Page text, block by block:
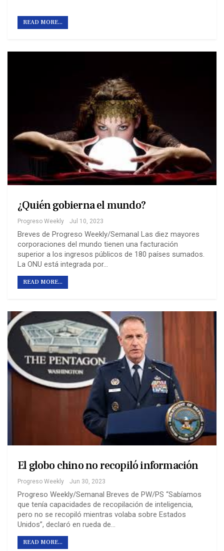
READ MORE...
¿Quién gobierna el mundo?
Progreso Weekly Jul 10, 2023
Breves de Progreso Weekly/Semanal Las diez mayores
corporaciones del mundo tienen una facturación
superior a los ingresos públicos de 180 países sumados.
La ONU está integrada por…
READ MORE...
El globo chino no recopiló información
Progreso Weekly Jun 30, 2023
Progreso Weekly/Semanal Breves de PW/PS “Sabíamos
que tenía capacidades de recopilación de inteligencia,
pero no se recopiló mientras volaba sobre Estados
Unidos”, declaró en rueda de…
READ MORE...